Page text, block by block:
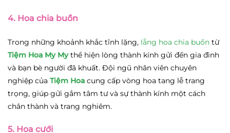
4. Hoa chia buồn
Trong những khoảnh khắc tĩnh lặng, lẵng hoa chia buồn từ
Tiệm Hoa My Mythể hiện lòng thành kính gửi đến gia đình
và bạn bè người đã khuất. Đội ngũ nhân viên chuyên
nghiệp của Tiệm Hoa cung cấp vòng hoa tang lễ trang
trọng, giúp gửi gắm tâm tư và sự thành kính một cách
chân thành và trang nghiêm.
5. Hoa cưới